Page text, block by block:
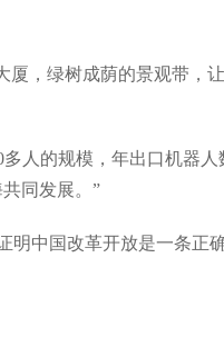
，绿树成荫的景观带，
的规模，年出口机器人
同发展。”
中国改革开放是一条正